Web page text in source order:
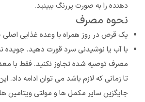
دهنده را به صورت پررنگ ببینید.
نحوه مصرف
یک قرص در روز همراه با وعده غذایی
با آب یا نوشیدنی سرد قورت دهید. جویده
مصرف توصیه شده تجاوز نکنید. فقط با
تا زمانی که لازم باشد می توان ادامه داد.
جایگزین سایر مکمل ها و مولتی ویتامین